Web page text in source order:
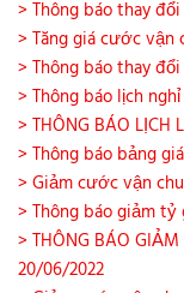
> Thông báo thay
> Tăng giá cước vận
> Thông báo thay
> Thông báo lịch
> THÔNG BÁO LỊCH
> Thông báo bảng
> Giảm cước vận
> Thông báo giảm tỷ
> THÔNG BÁO
20/06/2022